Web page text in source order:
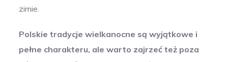
zimie.
Polskie tradycje wielkanocne są wyjątkowe i
pełne charakteru, ale warto zajrzeć też poza